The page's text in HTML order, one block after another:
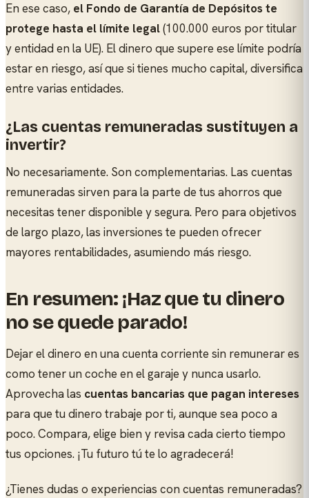
En ese caso, el Fondo de Garantía de Depósitos te
protege hasta el límite legal(100.000 euros por titular
y entidad en la UE). El dinero que supere ese límite podría
estar en riesgo, así que si tienes mucho capital, diversifica
entre varias entidades.
¿Las cuentas remuneradas sustituyen a
invertir?
No necesariamente. Son complementarias. Las cuentas
remuneradas sirven para la parte de tus ahorros que
necesitas tener disponible y segura. Pero para objetivos
de largo plazo, las inversiones te pueden ofrecer
mayores rentabilidades, asumiendo más riesgo.
En resumen: ¡Haz que tu dinero
no se quede parado!
Dejar el dinero en una cuenta corriente sin remunerar es
como tener un coche en el garaje y nunca usarlo.
Aprovecha las cuentas bancarias que pagan intereses
para que tu dinero trabaje por ti, aunque sea poco a
poco. Compara, elige bien y revisa cada cierto tiempo
tus opciones. ¡Tu futuro tú te lo agradecerá!
¿Tienes dudas o experiencias con cuentas remuneradas?